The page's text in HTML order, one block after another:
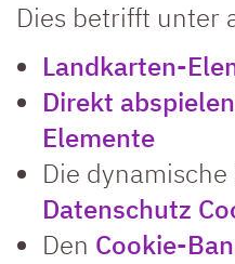
Dies betrifft unter
Landkarten-
Direkt
Elemente
Die
Datenschutz
Den Cookie-